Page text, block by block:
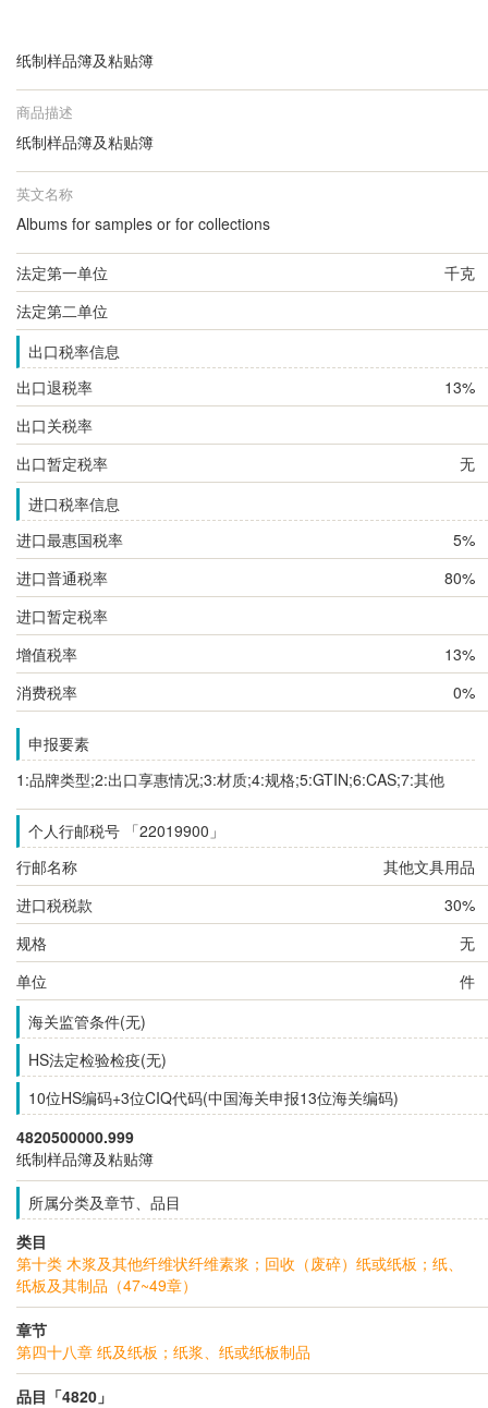
纸制样品簿及粘贴簿
商品描述
纸制样品簿及粘贴簿
英文名称
Albums for samples or for collections
法定第一单位
千克
法定第二单位
出口税率信息
出口退税率
13%
出口关税率
出口暂定税率
无
进口税率信息
进口最惠国税率
5%
进口普通税率
80%
进口暂定税率
增值税率
13%
消费税率
0%
申报要素
1:品牌类型;2:出口享惠情况;3:材质;4:规格;5:GTIN;6:CAS;7:其他
个人行邮税号 「22019900」
行邮名称
其他文具用品
进口税税款
30%
规格
无
单位
件
海关监管条件(无)
HS法定检验检疫(无)
10位HS编码+3位CIQ代码(中国海关申报13位海关编码)
4820500000.999
纸制样品簿及粘贴簿
所属分类及章节、品目
类目
第十类 木浆及其他纤维状纤维素浆；回收（废碎）纸或纸板；纸、
纸板及其制品（47~49章）
章节
第四十八章 纸及纸板；纸浆、纸或纸板制品
品目「4820」